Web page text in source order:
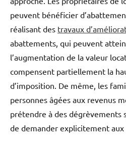
peuvent bénéficier
réalisant des travaux
abattements, qui peuvent
l’augmentation de la valeur
compensent partiellement la
d’imposition. De même, les
personnes âgées aux revenus
prétendre à des dégrèvements
de demander explicitement aux